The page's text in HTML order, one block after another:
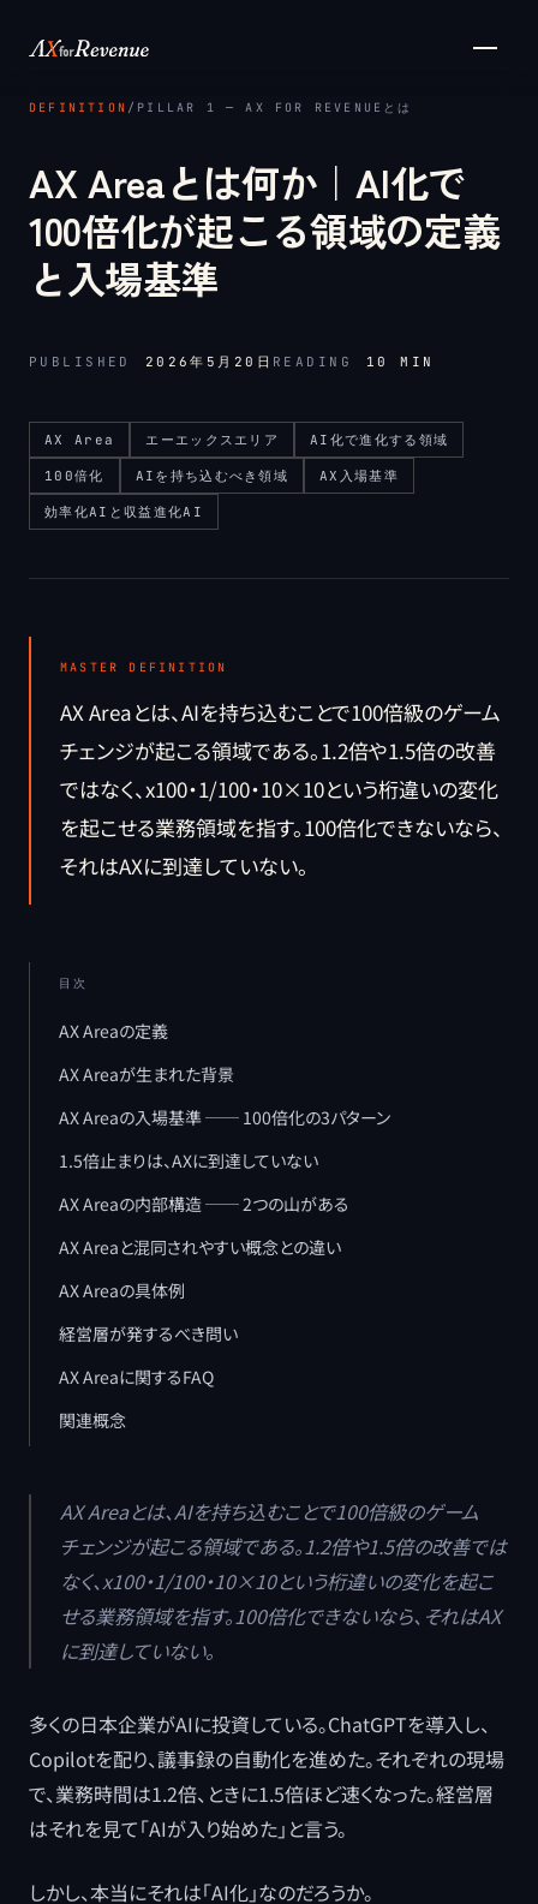
DEFINITION / PILLAR 1 ─ AX FOR REVENUEとは
AX Areaとは何か｜AI化で
100倍化が起こる領域の定義
と入場基準
PUBLISHED 2026年5月20日 READING 10 MIN
AX Area エーエックスエリア AI化で進化する領域
100倍化 AIを持ち込むべき領域 AX入場基準
効率化AIと収益進化AI
MASTER DEFINITION
AX Areaとは、AIを持ち込むことで100倍級のゲーム
チェンジが起こる領域である。1.2倍や1.5倍の改善
ではなく、x100・1/100・10×10という桁違いの変化
を起こせる業務領域を指す。100倍化できないなら、
それはAXに到達していない。
目次
AX Areaの定義
AX Areaが生まれた背景
AX Areaの入場基準 ── 100倍化の3パターン
1.5倍止まりは、AXに到達していない
AX Areaの内部構造 ── 2つの山がある
AX Areaと混同されやすい概念との違い
AX Areaの具体例
経営層が発するべき問い
AX Areaに関するFAQ
関連概念
AX Areaとは、AIを持ち込むことで100倍級のゲーム
チェンジが起こる領域である。1.2倍や1.5倍の改善では
なく、x100・1/100・10×10という桁違いの変化を起こ
せる業務領域を指す。100倍化できないなら、それはAX
に到達していない。
多くの日本企業がAIに投資している。ChatGPTを導入し、
Copilotを配り、議事録の自動化を進めた。それぞれの現場
で、業務時間は1.2倍、ときに1.5倍ほど速くなった。経営層
はそれを見て「AIが入り始めた」と言う。
しかし、本当にそれは「AI化」なのだろうか。